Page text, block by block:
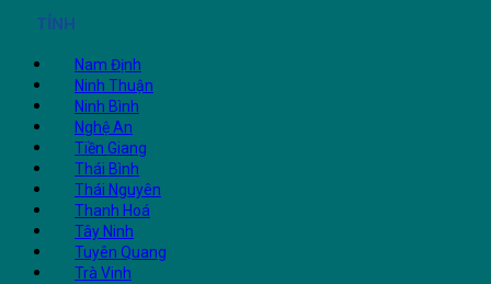
TỈNH
Nam Định
Ninh Thuận
Ninh Bình
Nghệ An
Tiền Giang
Thái Bình
Thái Nguyên
Thanh Hoá
Tây Ninh
Tuyên Quang
Trà Vinh